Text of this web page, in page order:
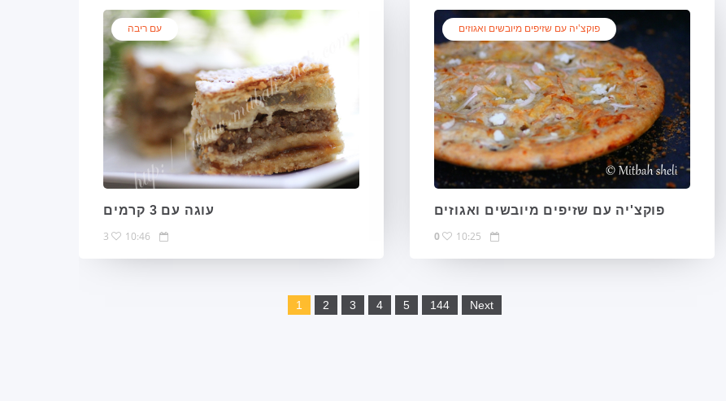
עם ריבה
עוגה עם 3 קרמים
10:46
3
פוקצ'יה עם שזיפים מיובשים ואגוזים
פוקצ'יה עם שזיפים מיובשים ואגוזים
10:25
0
1 2 3 4 5 144 Next